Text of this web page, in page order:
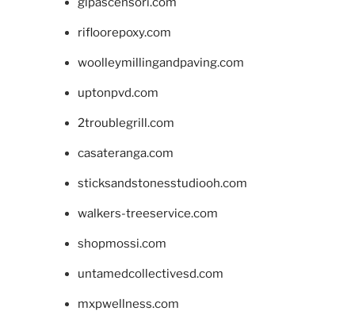
rifloorepoxy.com
woolleymillingandpaving.com
uptonpvd.com
2troublegrill.com
casateranga.com
sticksandstonesstudiooh.com
walkers-treeservice.com
shopmossi.com
untamedcollectivesd.com
mxpwellness.com